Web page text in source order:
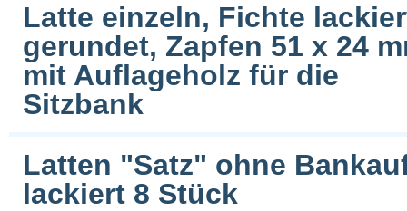
Latte einzeln, Fichte
gerundet, Zapfen 51 x 24
mit Auflageholz für die
Sitzbank
Latten "Satz" ohne
lackiert 8 Stück